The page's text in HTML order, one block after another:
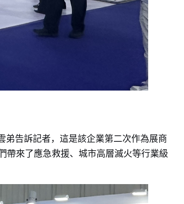
弟告訴記者，這是該企業第二次作為展商
帶來了應急救援、城市高層滅火等行業級